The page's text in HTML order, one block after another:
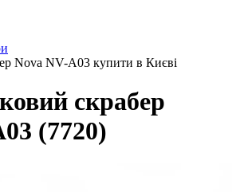
Nova NV-A03 купити в Києві
скрабер
(7720)